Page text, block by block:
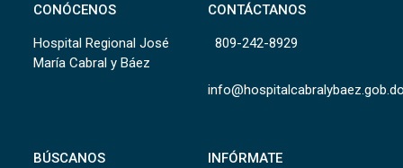
CONÓCENOS
Hospital Regional José
María Cabral y Báez
CONTÁCTANOS
809-242-8929
BÚSCANOS INFÓRMATE